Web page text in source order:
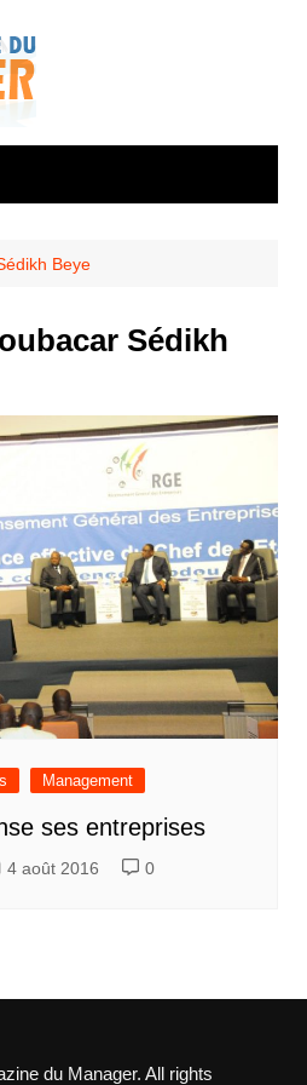
Beye
Sédikh
Management
ses entreprises
4 août 2016 0
du Manager. All rights